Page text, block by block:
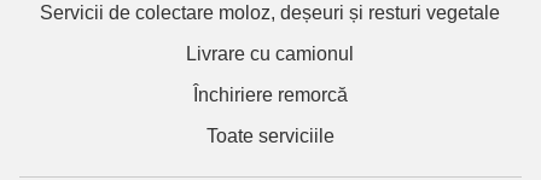
Servicii de colectare moloz, deșeuri și resturi vegetale
Livrare cu camionul
Închiriere remorcă
Toate serviciile